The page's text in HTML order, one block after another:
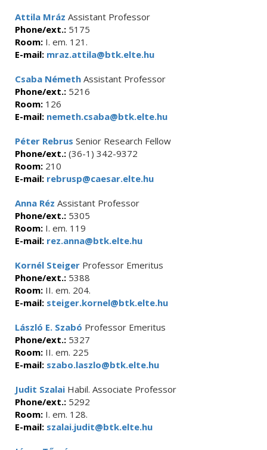
Attila Mráz Assistant Professor
Phone/ext.: 5175
Room: I. em. 121.
E-mail: mraz.attila@btk.elte.hu
Csaba Németh Assistant Professor
Phone/ext.: 5216
Room: 126
E-mail: nemeth.csaba@btk.elte.hu
Péter Rebrus Senior Research Fellow
Phone/ext.: (36-1) 342-9372
Room: 210
E-mail: rebrusp@caesar.elte.hu
Anna Réz Assistant Professor
Phone/ext.: 5305
Room: I. em. 119
E-mail: rez.anna@btk.elte.hu
Kornél Steiger Professor Emeritus
Phone/ext.: 5388
Room: II. em. 204.
E-mail: steiger.kornel@btk.elte.hu
László E. Szabó Professor Emeritus
Phone/ext.: 5327
Room: II. em. 225
E-mail: szabo.laszlo@btk.elte.hu
Judit Szalai Habil. Associate Professor
Phone/ext.: 5292
Room: I. em. 128.
E-mail: szalai.judit@btk.elte.hu